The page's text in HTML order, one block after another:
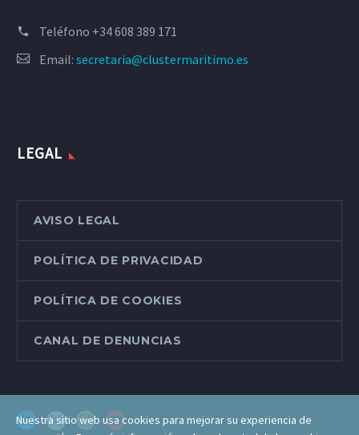
Teléfono +34 608 389 171
Email: secretaria@clustermaritimo.es
LEGAL
AVISO LEGAL
POLÍTICA DE PRIVACIDAD
POLÍTICA DE COOKIES
CANAL DE DENUNCIAS
Nuestra sitio web usa cookies para mejorar su experiencia de